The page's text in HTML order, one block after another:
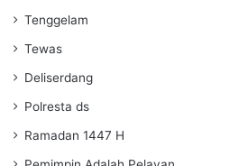
Tenggelam
Tewas
Deliserdang
Polresta ds
Ramadan 1447 H